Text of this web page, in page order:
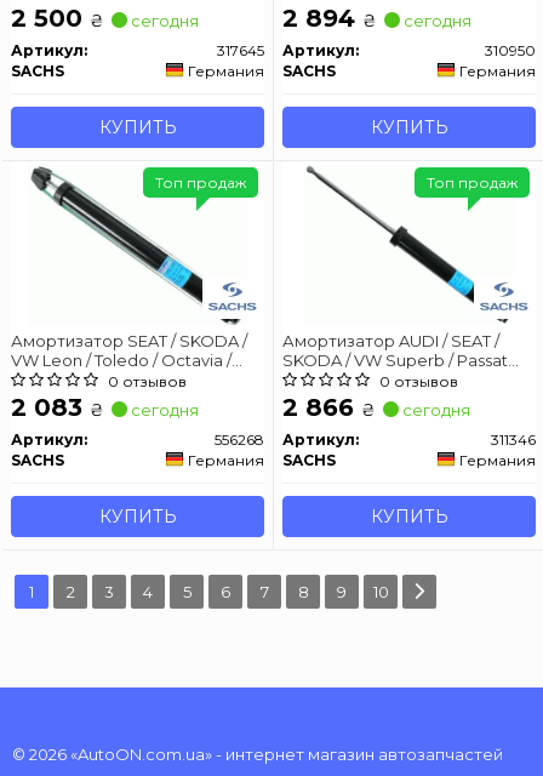
(Gas)
2 500 ₴ сегодня
Артикул:
317645
SACHS
Германия
КУПИТЬ
сторона 05 - (Gas)
2 894 ₴ сегодня
Артикул:
310950
SACHS
Германия
КУПИТЬ
Амортизатор SEAT / SKODA /
VW Leon / Toledo / Octavia /
Bora / Golf задняя сторона 98-
05 (Gas)
0 отзывов
2 083 ₴ сегодня
Артикул:
556268
SACHS
Германия
КУПИТЬ
Топ продаж
Амортизатор AUDI / SEAT /
SKODA / VW Superb / Passat
задняя сторона 08 - (Gas)
0 отзывов
2 866 ₴ сегодня
Артикул:
311346
SACHS
Германия
КУПИТЬ
Топ продаж
1 2 3 4 5 6 7 8 9 10
© 2026 «AutoON.com.ua» - интернет магазин автозапчастей